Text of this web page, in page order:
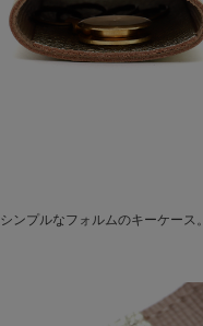
シンプルなフォルムのキーケース。